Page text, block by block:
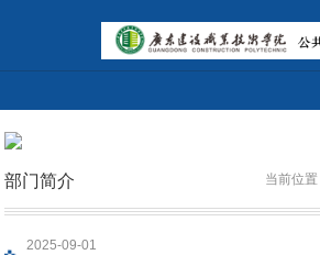
当前位置
部门简介
2025-09-01